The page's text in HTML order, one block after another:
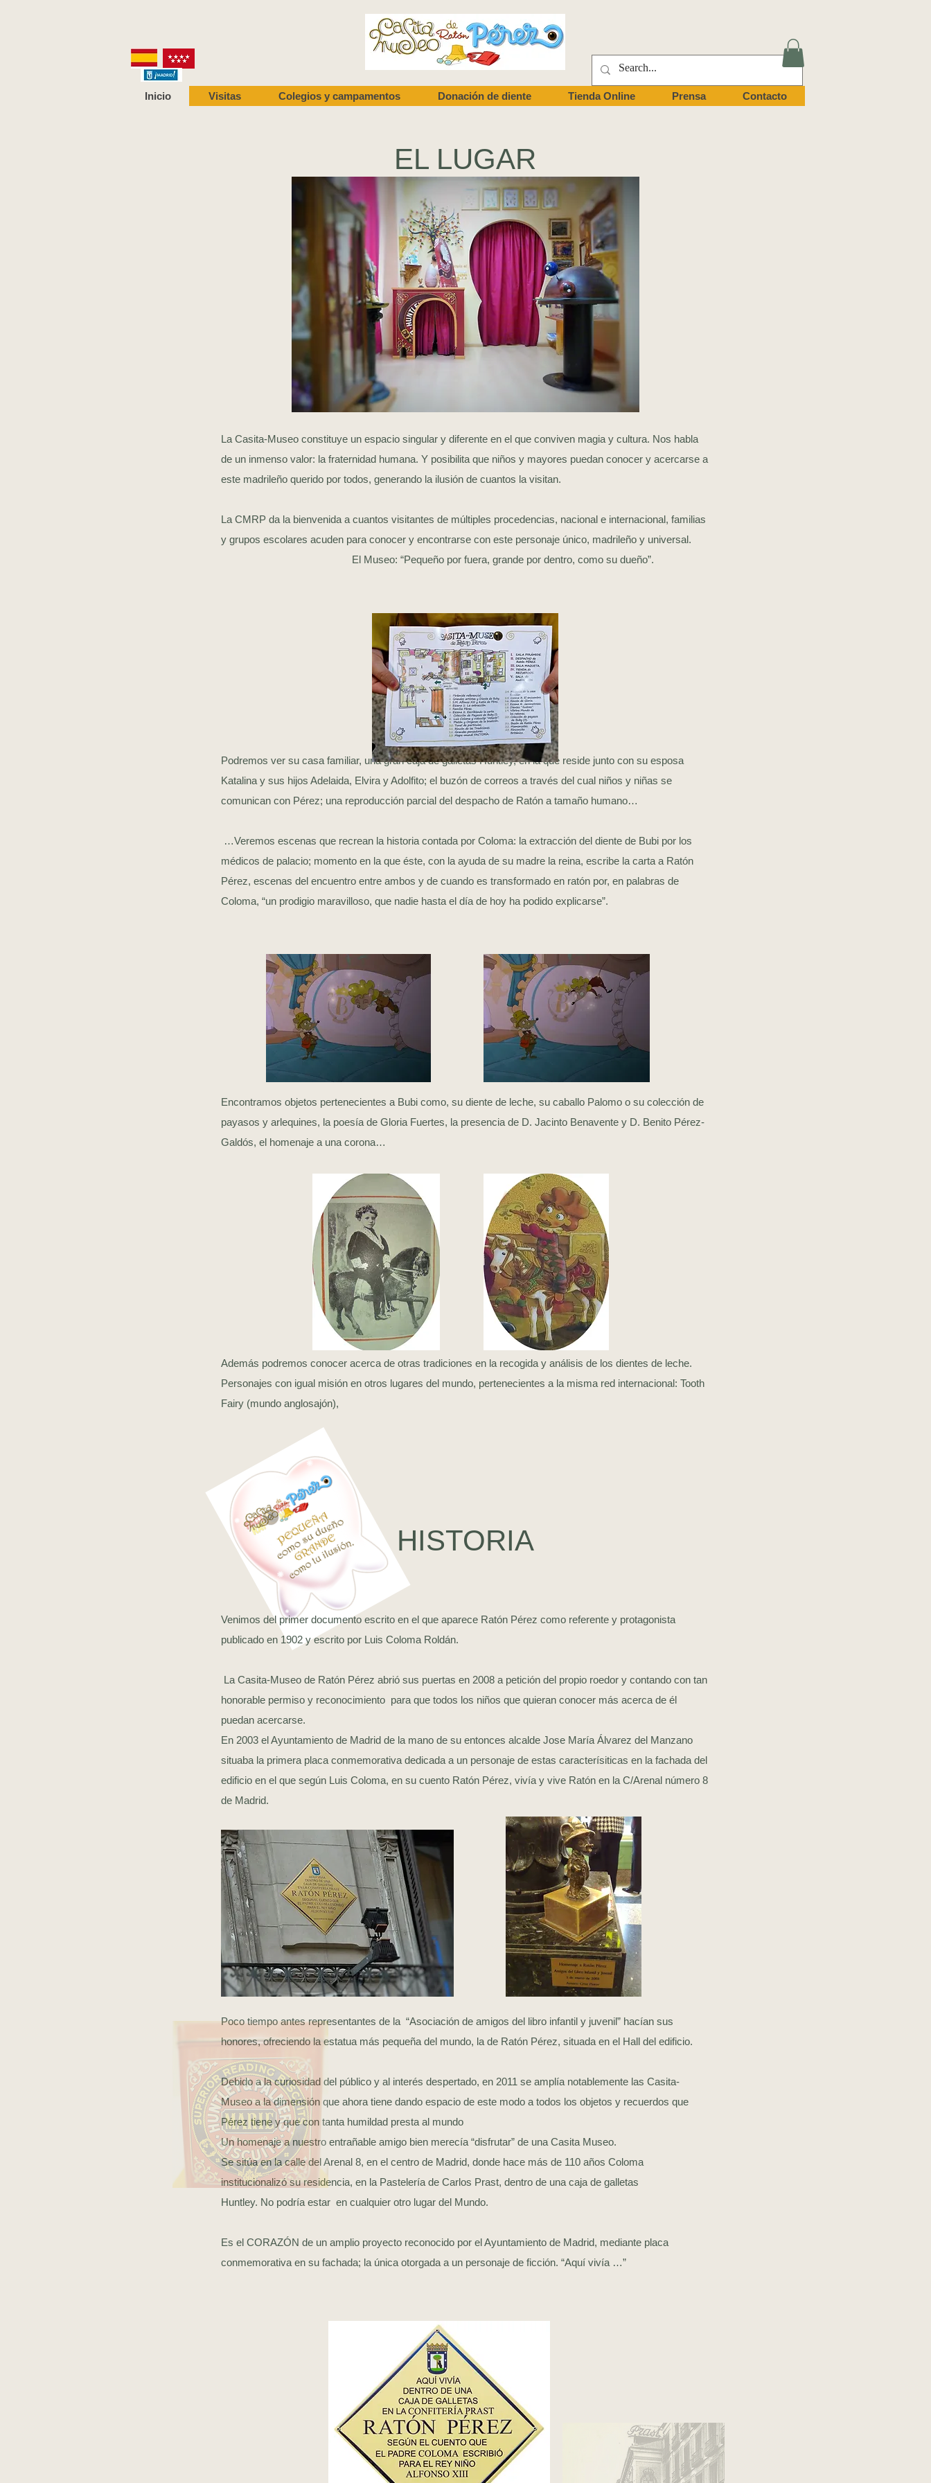
Inicio Visitas Colegios y campamentos Donación de diente Tienda Online Prensa Contacto
EL LUGAR
La Casita-Museo constituye un espacio singular y diferente en el que conviven magia y cultura. Nos habla
de un inmenso valor: la fraternidad humana. Y posibilita que niños y mayores puedan conocer y acercarse a
este madrileño querido por todos, generando la ilusión de cuantos la visitan.
La CMRP da la bienvenida a cuantos visitantes de múltiples procedencias, nacional e internacional, familias
y grupos escolares acuden para conocer y encontrarse con este personaje único, madrileño y universal.
El Museo: “Pequeño por fuera, grande por dentro, como su dueño”.
Podremos ver su casa familiar, una gran caja de galletas Huntley, en la que reside junto con su esposa
Katalina y sus hijos Adelaida, Elvira y Adolfito; el buzón de correos a través del cual niños y niñas se
comunican con Pérez; una reproducción parcial del despacho de Ratón a tamaño humano…
…Veremos escenas que recrean la historia contada por Coloma: la extracción del diente de Bubi por los
médicos de palacio; momento en la que éste, con la ayuda de su madre la reina, escribe la carta a Ratón
Pérez, escenas del encuentro entre ambos y de cuando es transformado en ratón por, en palabras de
Coloma, “un prodigio maravilloso, que nadie hasta el día de hoy ha podido explicarse”.
Encontramos objetos pertenecientes a Bubi como, su diente de leche, su caballo Palomo o su colección de
payasos y arlequines, la poesía de Gloria Fuertes, la presencia de D. Jacinto Benavente y D. Benito Pérez-
Galdós, el homenaje a una corona…
Además podremos conocer acerca de otras tradiciones en la recogida y análisis de los dientes de leche.
Personajes con igual misión en otros lugares del mundo, pertenecientes a la misma red internacional: Tooth
Fairy (mundo anglosajón),
HISTORIA
Venimos del primer documento escrito en el que aparece Ratón Pérez como referente y protagonista
publicado en 1902 y escrito por Luis Coloma Roldán.
La Casita-Museo de Ratón Pérez abrió sus puertas en 2008 a petición del propio roedor y contando con tan
honorable permiso y reconocimiento para que todos los niños que quieran conocer más acerca de él
puedan acercarse.
En 2003 el Ayuntamiento de Madrid de la mano de su entonces alcalde Jose María Álvarez del Manzano
situaba la primera placa conmemorativa dedicada a un personaje de estas caracterísiticas en la fachada del
edificio en el que según Luis Coloma, en su cuento Ratón Pérez, vivía y vive Ratón en la C/Arenal número 8
de Madrid.
Poco tiempo antes representantes de la “Asociación de amigos del libro infantil y juvenil” hacían sus
honores, ofreciendo la estatua más pequeña del mundo, la de Ratón Pérez, situada en el Hall del edificio.
Debido a la curiosidad del público y al interés despertado, en 2011 se amplía notablemente las Casita-
Museo a la dimensión que ahora tiene dando espacio de este modo a todos los objetos y recuerdos que
Pérez tiene y que con tanta humildad presta al mundo
Un homenaje a nuestro entrañable amigo bien merecía “disfrutar” de una Casita Museo.
Se sitúa en la calle del Arenal 8, en el centro de Madrid, donde hace más de 110 años Coloma
institucionalizó su residencia, en la Pastelería de Carlos Prast, dentro de una caja de galletas
Huntley. No podría estar en cualquier otro lugar del Mundo.
Es el CORAZÓN de un amplio proyecto reconocido por el Ayuntamiento de Madrid, mediante placa
conmemorativa en su fachada; la única otorgada a un personaje de ficción. “Aquí vivía …”